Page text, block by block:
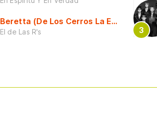
Beretta (De Los Cerros La Escuela)
El de Las R's